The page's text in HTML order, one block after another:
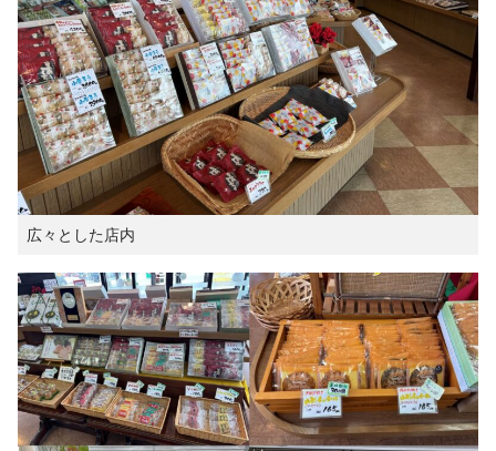
広々とした店内